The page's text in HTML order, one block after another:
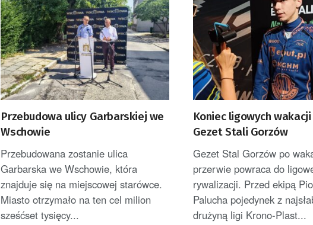
Przebudowa ulicy Garbarskiej we
Wschowie
Przebudowana zostanie ulica
Garbarska we Wschowie, która
znajduje się na miejscowej starówce.
Miasto otrzymało na ten cel milion
sześćset tysięcy...
Koniec ligowych
Gezet Stali Gorzów
Gezet Stal Gorzów po
przerwie powraca do
rywalizacji. Przed ekipą
Palucha pojedynek z
drużyną ligi Krono-Plast...